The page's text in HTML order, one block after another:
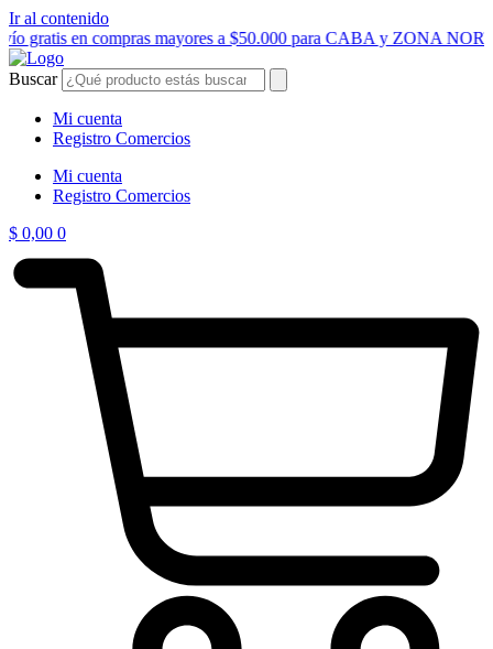
Ir al contenido
gratis en compras mayores a $50.000 para CABA y ZONA
Buscar
Mi cuenta
Registro Comercios
Mi cuenta
Registro Comercios
$ 0,00 0